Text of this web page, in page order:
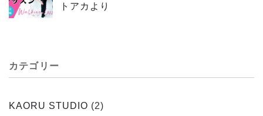
トアカより
カテゴリー
KAORU STUDIO (2)